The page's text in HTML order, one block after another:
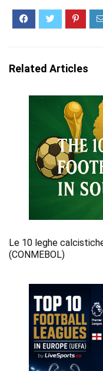
Related Articles
Le 10 leghe
(CONMEBOL)